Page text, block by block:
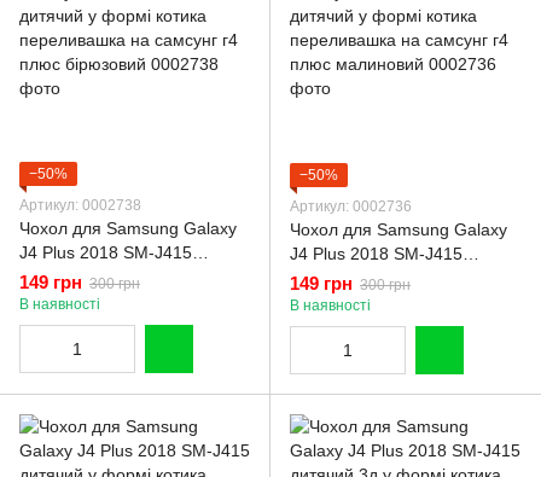
−50%
Артикул: 0002738
Чохол для Samsung Galaxy
J4 Plus 2018 SM-J415
дитячий у формі котика
переливашка на самсунг г4
плюс бірюзовий
149 грн 300 грн
В наявності
−50%
Артикул: 0002736
Чохол для Samsung Galaxy
J4 Plus 2018 SM-J415
дитячий у формі котика
переливашка на самсунг г4
плюс малиновий
149 грн 300 грн
В наявності